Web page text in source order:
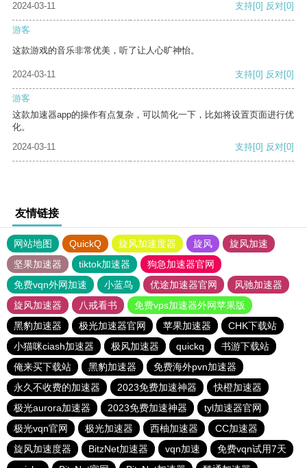
2024-03-11 支持[0] 反对[0]
游客
这款游戏的音乐非常优美，听了让人心旷神怡。
2024-03-11 支持[0] 反对[0]
游客
这款加速器app的操作有点复杂，可以简化一下，比如将设置页面进行优
化。
2024-03-11
支持[0] 反对[0]
友情链接
网站地图 QuickQ 旋风加速度器 旋风
旋风加速
坚果加速器
tiktok加速器
狗急加速器官网
免费vqn外网加速
小蓝鸟 优途加速器官网
风驰加速器
旋风加速器
八戒看书
免费vps加速器外网苹果版
黑豹加速器
极光加速器官网 苹果加速器
CHK下载站
小猫咪ciash加速器
极风加速器 quickq
书游下载站
俺来买下载站
黑豹加速器
免费海外pvn加速器
永久不收费的加速器
2023免费加速神器
快橙加速器
极光aurora加速器
2023免费加速神器
tyl加速器官网
极光vqn官网
极光加速器 西柚加速器
CC加速器
旋风加速度器
BitzNet加速器 vqn加速
免费vqn试用7天